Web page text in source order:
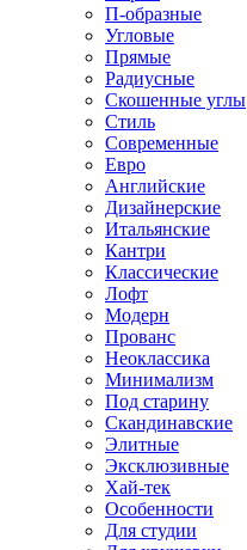
П-образные
Угловые
Прямые
Радиусные
Скошенные углы
Стиль
Современные
Евро
Английские
Дизайнерские
Итальянские
Кантри
Классические
Лофт
Модерн
Прованс
Неоклассика
Минимализм
Под старину
Скандинавские
Элитные
Эксклюзивные
Хай-тек
Особенности
Для студии